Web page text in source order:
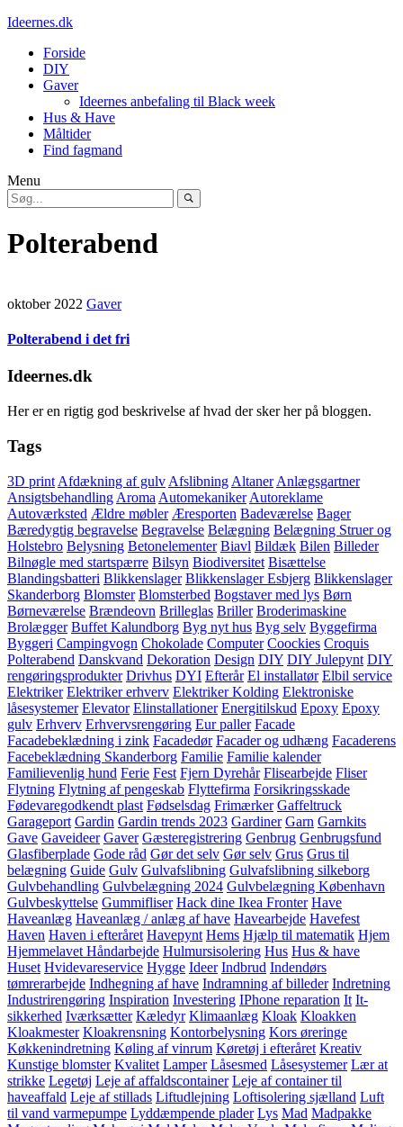
Ideernes.dk
Forside
DIY
Gaver
Ideernes anbefaling til Black week
Hus & Have
Måltider
Find fagmand
Menu
Polterabend
oktober 2022 Gaver
Polterabend i det fri
Ideernes.dk
Her er en rigtig god beskrivelse af hvad der sker her på bloggen.
Tags
3D print Afdækning af gulv Afslibning Altaner Anlægsgartner
Ansigtsbehandling Aroma Automekaniker Autoreklame
Autoværksted Ældre møbler Æresporten Badeværelse Bager
Bæredygtig begravelse Begravelse Belægning Belægning Struer og
Holstebro Belysning Betonelementer Biavl Bildæk Bilen Billeder
Bilnøgle med startspærre Bilsyn Biodiversitet Bisættelse
Blandingsbatteri Blikkenslager Blikkenslager Esbjerg Blikkenslager
Skanderborg Blomster Blomsterbed Bogstaver med lys Børn
Børneværelse Brændeovn Brilleglas Briller Broderimaskine
Brolægger Buffet Kalundborg Byg nyt hus Byg selv Byggefirma
Byggeri Campingvogn Chokolade Computer Coockies Croquis
Polterabend Danskvand Dekoration Design DIY DIY Julepynt DIY
rengøringsprodukter Drivhus DYI Efterår El installatør Elbil service
Elektriker Elektriker erhverv Elektriker Kolding Elektroniske
låsesystemer Elevator Elinstallationer Energitilskud Epoxy Epoxy
gulv Erhverv Erhvervsrengøring Eur paller Facade
Facadebeklædning i zink Facadedør Facader og udhæng Facaderens
Facebeklædning Skanderborg Familie Familie kalender
Familievenlig hund Ferie Fest Fjern Dyrehår Flisearbejde Fliser
Flytning Flytning af pengeskab Flyttefirma Forsikringsskade
Fødevaregodkendt plast Fødselsdag Frimærker Gaffeltruck
Garageport Gardin Gardin trends 2023 Gardiner Garn Garnkits
Gave Gaveideer Gaver Gæsteregistrering Genbrug Genbrugsfund
Glasfiberplade Gode råd Gør det selv Gør selv Grus Grus til
belægning Guide Gulv Gulvafslibning Gulvafslibning silkeborg
Gulvbehandling Gulvbelægning 2024 Gulvbelægning København
Gulvbeskyttelse Gummifliser Hack dine Ikea Fronter Have
Haveanlæg Haveanlæg / anlæg af have Havearbejde Havefest
Haven Haven i efteråret Havepynt Hems Hjælp til matematik Hjem
Hjemmelavet Håndarbejde Hulmursisolering Hus Hus & have
Huset Hvidevareservice Hygge Ideer Indbrud Indendørs
tømrerarbejde Indhegning af have Indramning af billeder Indretning
Industrirengøring Inspiration Investering IPhone reparation It It-
sikkerhed Iværksætter Kæledyr Klimaanlæg Kloak Kloakken
Kloakmester Kloakrensning Kontorbelysning Kors øreringe
Køkkenindretning Køling af vinrum Køretøj i efteråret Kreativ
Kunstige blomster Kvalitet Lamper Låsesmed Låsesystemer Lær at
strikke Legetøj Leje af affaldscontainer Leje af container til
haveaffald Leje af stillads Liftudlejning Loftisolering sjælland Luft
til vand varmepumpe Lyddæmpende plader Lys Mad Madpakke